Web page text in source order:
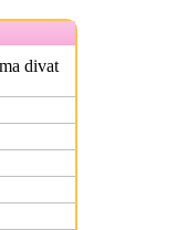
divat